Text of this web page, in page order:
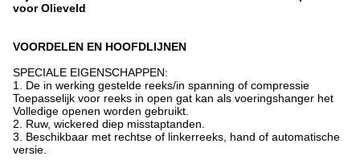
voor Olieveld
VOORDELEN EN HOOFDLIJNEN
SPECIALE EIGENSCHAPPEN:
1. De in werking gestelde reeks/in spanning of compressie
Toepasselijk voor reeks in open gat kan als voeringshanger het
Volledige openen worden gebruikt.
2. Ruw, wickered diep misstaptanden.
3. Beschikbaar met rechtse of linkerreeks, hand of automatische
versie.